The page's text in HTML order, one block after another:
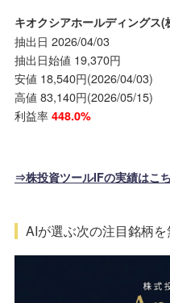
キオクシアホールディング
抽出日 2026/04/03
抽出日始値 19,370円
安値 18,540円(2026/04/03)
高値 83,140円(2026/05/15)
利益率 448.0%
⇒株投資ツールIFの実績はこ
AIが選ぶ次の注目銘柄